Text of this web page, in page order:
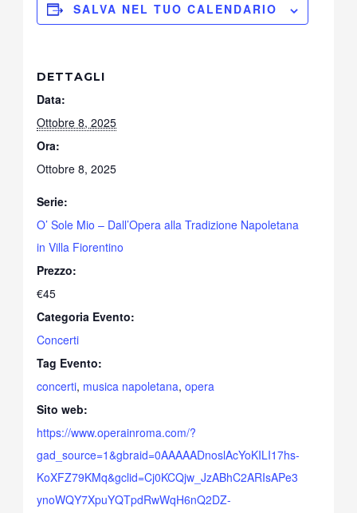
SALVA NEL TUO CALENDARIO
DETTAGLI
Data:
Ottobre 8, 2025
Ora:
Ottobre 8, 2025
Serie:
O’ Sole Mio – Dall’Opera alla Tradizione Napoletana
in Villa Fiorentino
Prezzo:
€45
Categoria Evento:
Concerti
Tag Evento:
concerti, musica napoletana,opera
Sito web:
https://www.operainroma.com/?
gad_source=1&gbraid=0AAAAADnoslAcYoKILI17hs-
KoXFZ79KMq&gclid=Cj0KCQjw_JzABhC2ARIsAPe3
ynoWQY7XpuYQTpdRwWqH6nQ2DZ-